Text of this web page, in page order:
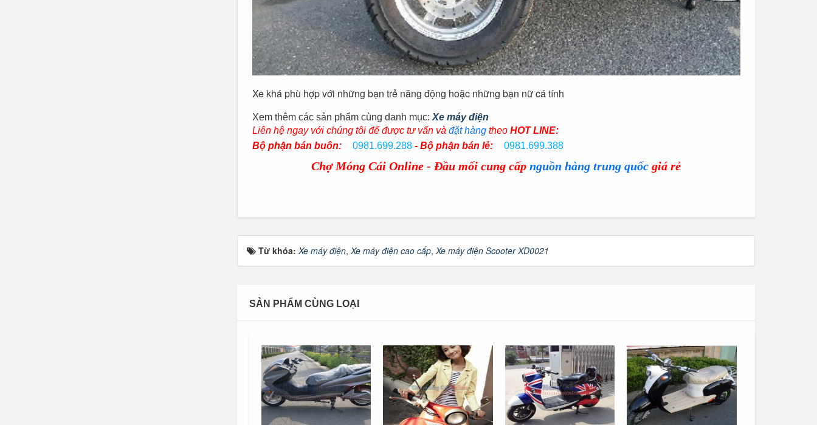
Xe khá phù hợp với những bạn trẻ năng động hoặc những bạn nữ cá tính
Xem thêm các sản phẩm cùng danh mục: Xe máy điện
Liên hệ ngay với chúng tôi để được tư vấn và đặt hàngtheo HOT LINE:
Bộ phận bán buôn:
0981.699.288- Bộ phận bán lẻ: 0981.699.388
Chợ Móng Cái Online - Đầu mối cung cấpnguồn hàng trung quốc giá rẻ
Từ khóa: Xe máy điện, Xe máy điện cao cấp, Xe máy điện Scooter XD0021
SẢN PHẨM CÙNG LOẠI